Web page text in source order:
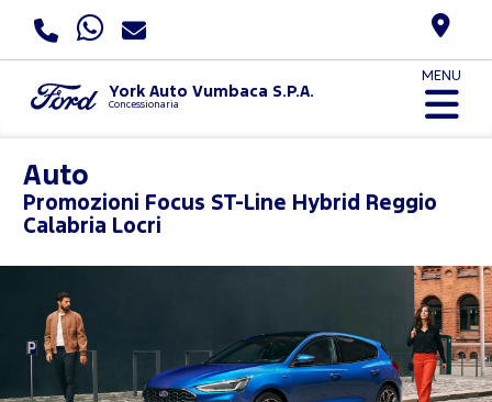
York Auto Vumbaca S.P.A.
Concessionaria
MENU
Auto
Promozioni Focus ST-Line Hybrid Reggio
Calabria Locri